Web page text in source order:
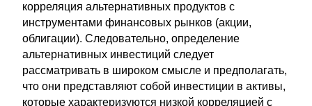
корреляция альтернативных продуктов с
инструментами финансовых рынков (акции,
облигации). Следовательно, определение
альтернативных инвестиций следует
рассматривать в широком смысле и предполагать,
что они представляют собой инвестиции в активы,
которые характеризуются низкой корреляцией с